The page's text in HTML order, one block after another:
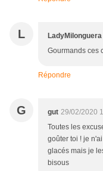
L LadyMilonguera
Gourmands ces
Répondre
G gut 29/02/2020
Toutes les
goûter toi ! je
glacés mais je
bisous